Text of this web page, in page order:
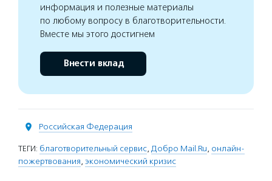
информация и полезные материалы
по любому вопросу в благотворительности.
Вместе мы этого достигнем
Внести вклад
Российская Федерация
ТЕГИ: благотворительный сервис, Добро Mail.Ru, онлайн-
пожертвования, экономический кризис